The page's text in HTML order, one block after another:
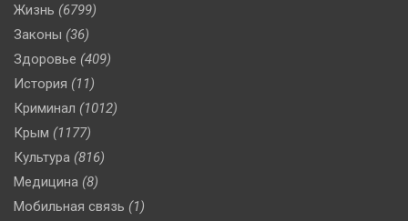
Жизнь (6799)
Законы (36)
Здоровье (409)
История (11)
Криминал (1012)
Крым (1177)
Культура (816)
Медицина (8)
Мобильная связь (1)